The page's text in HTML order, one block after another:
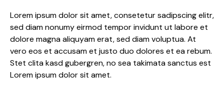
Lorem ipsum dolor sit amet, consetetur sadipscing elitr,
sed diam nonumy eirmod tempor invidunt ut labore et
dolore magna aliquyam erat, sed diam voluptua. At
vero eos et accusam et justo duo dolores et ea rebum.
Stet clita kasd gubergren, no sea takimata sanctus est
Lorem ipsum dolor sit amet.